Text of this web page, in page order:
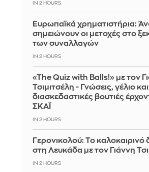
IN 2 HOURS
Ευρωπαϊκά χρηματιστήρια:
σημειώνουν οι μετοχές στο
των συναλλαγών
IN 2 HOURS
«The Quiz with Balls!» με τον
Τσιμιτσέλη - Γνώσεις, γέλιο και
διασκεδαστικές βουτιές
ΣΚΑΪ
IN 2 HOURS
Γερονικολού: Το καλοκαιρινό
στη Λευκάδα με τον Γιάννη
IN 2 HOURS